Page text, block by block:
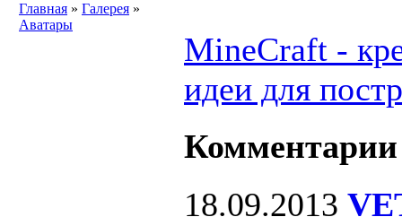
Главная » Галерея »
Аватары
MineCraft -
идеи для
Комментарии
18.09.2013